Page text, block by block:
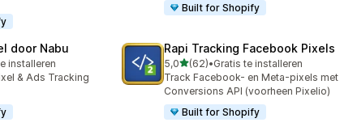
Built for Shopify
door Nabu
installeren
& Ads Tracking
Rapi Tracking Facebook Pixels
5,0van 5 sterren
(62)
62 recensies in totaal
•Gratis te installeren
Track Facebook- en Meta-pixels met
Conversions API (voorheen Pixelio)
Built for Shopify